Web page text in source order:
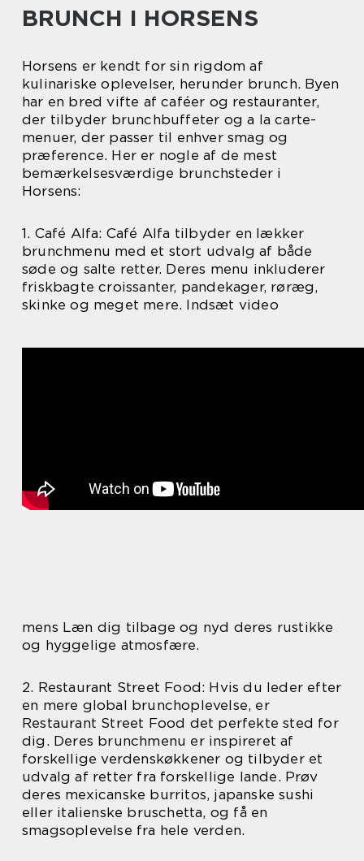
BRUNCH I HORSENS
Horsens er kendt for sin rigdom af
kulinariske oplevelser, herunder brunch. Byen
har en bred vifte af caféer og restauranter,
der tilbyder brunchbuffeter og a la carte-
menuer, der passer til enhver smag og
præference. Her er nogle af de mest
bemærkelsesværdige brunchsteder i
Horsens:
1. Café Alfa: Café Alfa tilbyder en lækker
brunchmenu med et stort udvalg af både
søde og salte retter. Deres menu inkluderer
friskbagte croissanter, pandekager, røræg,
skinke og meget mere. Indsæt video
mens Læn dig tilbage og nyd deres rustikke
og hyggelige atmosfære.
2. Restaurant Street Food: Hvis du leder efter
en mere global brunchoplevelse, er
Restaurant Street Food det perfekte sted for
dig. Deres brunchmenu er inspireret af
forskellige verdenskøkkener og tilbyder et
udvalg af retter fra forskellige lande. Prøv
deres mexicanske burritos, japanske sushi
eller italienske bruschetta, og få en
smagsoplevelse fra hele verden.